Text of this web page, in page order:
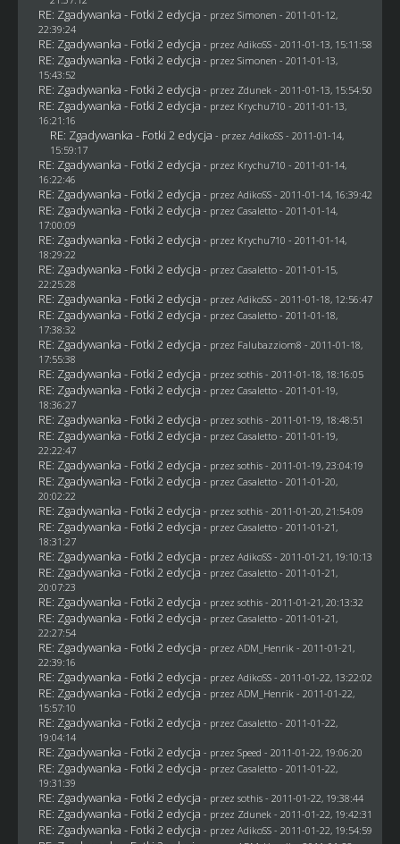
RE: Zgadywanka - Fotki 2 edycja - przez Simonen - 2011-01-12,
22:39:24
RE: Zgadywanka - Fotki 2 edycja - przez AdikoSS - 2011-01-13, 15:11:58
RE: Zgadywanka - Fotki 2 edycja - przez Simonen - 2011-01-13,
15:43:52
RE: Zgadywanka - Fotki 2 edycja - przez Zdunek- 2011-01-13, 15:54:50
RE: Zgadywanka - Fotki 2 edycja - przez Krychu710 - 2011-01-13,
16:21:16
RE: Zgadywanka - Fotki 2 edycja - przez AdikoSS - 2011-01-14,
15:59:17
RE: Zgadywanka - Fotki 2 edycja - przez Krychu710 - 2011-01-14,
16:22:46
RE: Zgadywanka - Fotki 2 edycja - przez AdikoSS - 2011-01-14, 16:39:42
RE: Zgadywanka - Fotki 2 edycja - przez Casaletto- 2011-01-14,
17:00:09
RE: Zgadywanka - Fotki 2 edycja - przez Krychu710 - 2011-01-14,
18:29:22
RE: Zgadywanka - Fotki 2 edycja - przez Casaletto- 2011-01-15,
22:25:28
RE: Zgadywanka - Fotki 2 edycja - przez AdikoSS - 2011-01-18, 12:56:47
RE: Zgadywanka - Fotki 2 edycja - przez Casaletto- 2011-01-18,
17:38:32
RE: Zgadywanka - Fotki 2 edycja - przez Falubazziom8 - 2011-01-18,
17:55:38
RE: Zgadywanka - Fotki 2 edycja - przez sothis- 2011-01-18, 18:16:05
RE: Zgadywanka - Fotki 2 edycja - przez Casaletto- 2011-01-19,
18:36:27
RE: Zgadywanka - Fotki 2 edycja - przez sothis- 2011-01-19, 18:48:51
RE: Zgadywanka - Fotki 2 edycja - przez Casaletto- 2011-01-19,
22:22:47
RE: Zgadywanka - Fotki 2 edycja - przez sothis- 2011-01-19, 23:04:19
RE: Zgadywanka - Fotki 2 edycja - przez Casaletto- 2011-01-20,
20:02:22
RE: Zgadywanka - Fotki 2 edycja - przez sothis- 2011-01-20, 21:54:09
RE: Zgadywanka - Fotki 2 edycja - przez Casaletto- 2011-01-21,
18:31:27
RE: Zgadywanka - Fotki 2 edycja - przez AdikoSS - 2011-01-21, 19:10:13
RE: Zgadywanka - Fotki 2 edycja - przez Casaletto- 2011-01-21,
20:07:23
RE: Zgadywanka - Fotki 2 edycja - przez sothis- 2011-01-21, 20:13:32
RE: Zgadywanka - Fotki 2 edycja - przez Casaletto- 2011-01-21,
22:27:54
RE: Zgadywanka - Fotki 2 edycja - przez ADM_Henrik- 2011-01-21,
22:39:16
RE: Zgadywanka - Fotki 2 edycja - przez AdikoSS - 2011-01-22, 13:22:02
RE: Zgadywanka - Fotki 2 edycja - przez ADM_Henrik- 2011-01-22,
15:57:10
RE: Zgadywanka - Fotki 2 edycja - przez Casaletto- 2011-01-22,
19:04:14
RE: Zgadywanka - Fotki 2 edycja - przez Speed - 2011-01-22, 19:06:20
RE: Zgadywanka - Fotki 2 edycja - przez Casaletto- 2011-01-22,
19:31:39
RE: Zgadywanka - Fotki 2 edycja - przez sothis- 2011-01-22, 19:38:44
RE: Zgadywanka - Fotki 2 edycja - przez Zdunek- 2011-01-22, 19:42:31
RE: Zgadywanka - Fotki 2 edycja - przez AdikoSS - 2011-01-22, 19:54:59